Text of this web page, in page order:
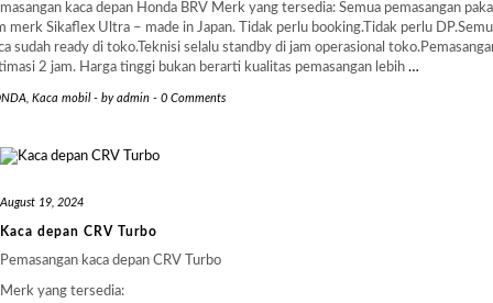
kaca depan Honda BRV Merk yang tersedia: Semua pemasangan
merk Sikaflex Ultra – made in Japan. Tidak perlu booking.Tidak perlu
sudah ready di toko.Teknisi selalu standby di jam operasional
2 jam. Harga tinggi bukan berarti kualitas pemasangan lebih …
, Kaca mobil- byadmin - 0 Comments
August 19, 2024
Kaca depan CRV Turbo
Pemasangan kaca depan CRV Turbo
Merk yang tersedia: